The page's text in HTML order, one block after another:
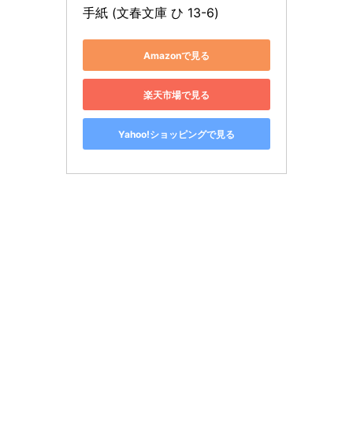
手紙 (文春文庫 ひ 13-6)
Amazonで見る
楽天市場で見る
Yahoo!ショッピングで見る